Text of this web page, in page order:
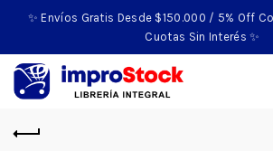
✨ Envíos Gratis Desde $150.000 / 5% Off
Cuotas Sin Interés ✨